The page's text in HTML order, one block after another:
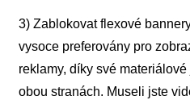
3) Zablokovat flexové
vysoce preferovány pro
reklamy, díky své
obou stranách. Museli jste